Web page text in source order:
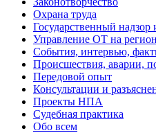
Охрана труда
Государственный надзор
Управление ОТ на
События, интервью,
Происшествия, аварии,
Передовой опыт
Консультации и
Проекты НПА
Судебная практика
Обо всем